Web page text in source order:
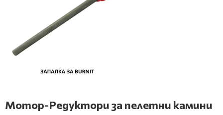
Мотор-Редуктори за пелетни камини